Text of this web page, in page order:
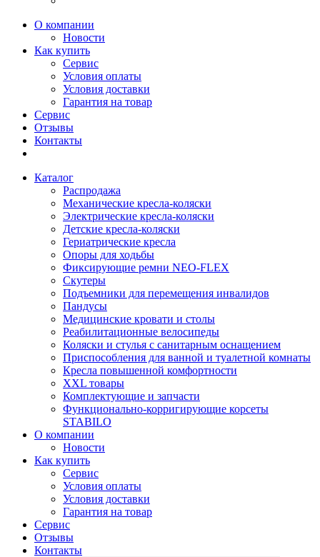
О компании
Новости
Как купить
Сервис
Условия оплаты
Условия доставки
Гарантия на товар
Сервис
Отзывы
Контакты
Каталог
Распродажа
Механические кресла-коляски
Электрические кресла-коляски
Детские кресла-коляски
Гериатрические кресла
Опоры для ходьбы
Фиксирующие ремни NEO-FLEX
Скутеры
Подъемники для перемещения инвалидов
Пандусы
Медицинские кровати и столы
Реабилитационные велосипеды
Коляски и стулья с санитарным оснащением
Приспособления для ванной и туалетной комнаты
Кресла повышенной комфортности
XXL товары
Комплектующие и запчасти
Функционально-корригирующие корсеты
STABILO
О компании
Новости
Как купить
Сервис
Условия оплаты
Условия доставки
Гарантия на товар
Сервис
Отзывы
Контакты